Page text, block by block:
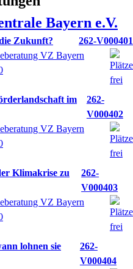
Bayern e.V.
Zukunft?
262-V000401
VZ Bayern
im
262-
V000402
VZ Bayern
Klimakrise zu
262-
V000403
VZ Bayern
lohnen sie
262-
V000404